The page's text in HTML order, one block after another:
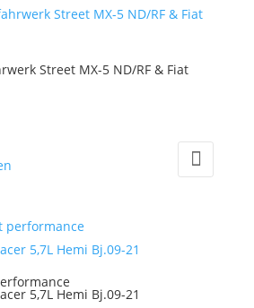
Street MX-5 ND/RF & Fiat
5,7L Hemi Bj.09-21